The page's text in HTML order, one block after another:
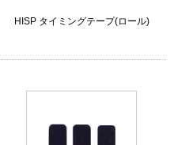
HISP タイミングテープ(ロール)